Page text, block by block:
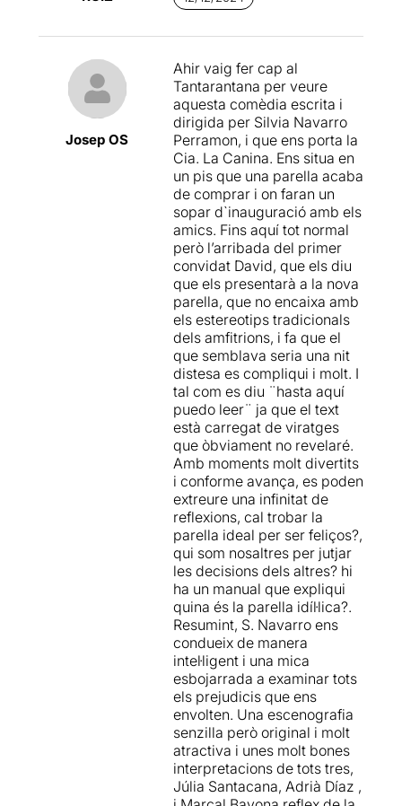
amb els records que tenim
aquells moments.
Recomanar l’obra? I tant,
sense cap mena de dubte la
recomano.
Podeu veure lameva opinió
al següent enllaç
romàntiques en situacions
com a contrapunt rítmic i
contribuint a la paròdia de la
idealització de l'amor.Les
interpretacions
de Marçal Baiona, Adrià
Díaz i Júlia Santacanaens
porten tres personatges
fàcilment recognoscibles i
ben dissenyats perquè el
seu contrast serveixi també
a la comèdia. Encara que
segons avança la trama
anirem destapant les seves
màscares i entendrem que
comparteixen més del que
pensem, de fet, funcionen
com un bon reflex entre ells.
En
definitiva, Mitja Taronjaés
una intel·ligent comèdia de
situació amb ingredients
d'absurd que juga amb el
disbarat per a fer-nos
reflexionar sobre la cerca
de l'amor en aquesta
societat de consum . Ideal
per als amants de la bona
comèdia.
informal i banal, acaba
retrets quan en David
explica que està enamorat i
té parella.
Divertida, desenfada,
enginyosa i molt actual
aquesta obra és una
comèdia romàntica que veu
de totes les escrites per
Nora Ephron ique fa gaudir
a l'espectadora provocant
somriures i rialles a cada
diàleg. Eltext de Sílvia
Navarro és molt fresci fàcil
d’adaptar a qualsevol
capítol personal de
l’espectadora, i la seva
rapidesa el converteix en
una conversa típica entre
amics.
Laquímica interpretativa
entre Marçal Bayona
(David),Adrià Díaz (Adam)i
Júlia Santacana(Eva)és
una de les claus principals
d’aquesta producció. Com
si fossin aquests amics que
es retroben, mostren
confiança, però al mateix
temps recel per aquelles
coses que no s’han dit mai.
Tots tresdesprenen una
energia i força que
contagia al públic, les seves
interpretacions
aconsegueixen arrencar
rialles cada dos per tres fent
passar al públic una estona
molt agradable.
Josep OS
Ahir vaig fer cap al
Tantarantana per veure
aquesta comèdia escrita i
dirigida per Silvia Navarro
Perramon, i que ens porta la
Cia. La Canina. Ens situa en
un pis que una parella acaba
de comprar i on faran un
sopar d`inauguració amb els
amics. Fins aquí tot normal
però l’arribada del primer
convidat David, que els diu
que els presentarà a la nova
parella, que no encaixa amb
els estereotips tradicionals
dels amfitrions, i fa que el
que semblava seria una nit
distesa es compliqui i molt. I
tal com es diu ¨hasta aquí
puedo leer¨ ja que el text
està carregat de viratges
que òbviament no revelaré.
Amb moments molt divertits
i conforme avança, es poden
extreure una infinitat de
reflexions, cal trobar la
parella ideal per ser feliços?,
qui som nosaltres per jutjar
les decisions dels altres? hi
ha un manual que expliqui
quina és la parella idíl·lica?.
Resumint, S. Navarro ens
condueix de manera
intel·ligent i una mica
esbojarrada a examinar tots
els prejudicis que ens
envolten. Una escenografia
senzilla però original i molt
atractiva i unes molt bones
interpretacions de tots tres,
Júlia Santacana, Adrià Díaz ,